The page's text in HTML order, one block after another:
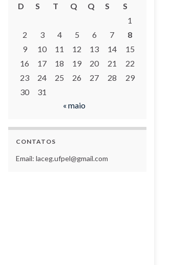
D
S T Q Q S
S
1
2
3 4 5 6 7
8
9
10 11 12 13 14
15
16
17 18 19 20 21
22
23
24 25 26 27 28
29
30
31
« maio
CONTATOS
Email: laceg.ufpel@gmail.com